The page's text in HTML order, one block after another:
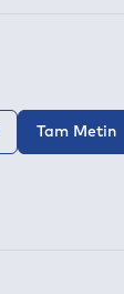
Tam Metin